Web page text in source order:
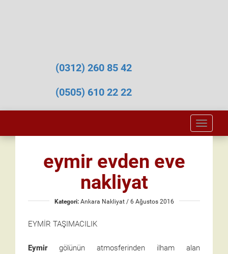
(0312) 260 85 42
(0505) 610 22 22
Toggle
eymir evden eve
nakliyat
Kategori: Ankara Nakliyat/ 6 Ağustos 2016
EYMİR TAŞIMACILIK
Eymirgölünün atmosferinden ilham alan